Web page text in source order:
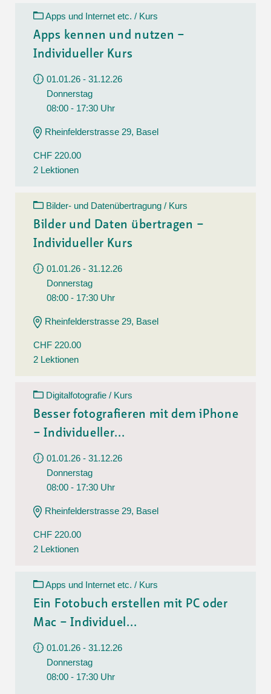
Apps und Internet etc. / Kurs
Apps kennen und nutzen –
Individueller Kurs
01.01.26 - 31.12.26
Donnerstag
08:00 - 17:30 Uhr
Rheinfelderstrasse 29, Basel
CHF 220.00
2 Lektionen
Bilder- und Datenübertragung / Kurs
Bilder und Daten übertragen –
Individueller Kurs
01.01.26 - 31.12.26
Donnerstag
08:00 - 17:30 Uhr
Rheinfelderstrasse 29, Basel
CHF 220.00
2 Lektionen
Digitalfotografie / Kurs
Besser fotografieren mit dem iPhone
– Individueller...
01.01.26 - 31.12.26
Donnerstag
08:00 - 17:30 Uhr
Rheinfelderstrasse 29, Basel
CHF 220.00
2 Lektionen
Apps und Internet etc. / Kurs
Ein Fotobuch erstellen mit PC oder
Mac – Individuel...
01.01.26 - 31.12.26
Donnerstag
08:00 - 17:30 Uhr